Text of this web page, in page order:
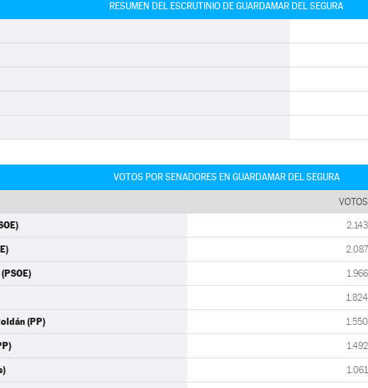
RESUMEN DEL ESCRUTINIO DE GUARDAMAR DEL SEGURA
VOTOS POR SENADORES EN GUARDAMAR DEL SEGURA
VOTOS
2.143
2.087
1.966
1.824
(PP) 1.550
1.492
1.061